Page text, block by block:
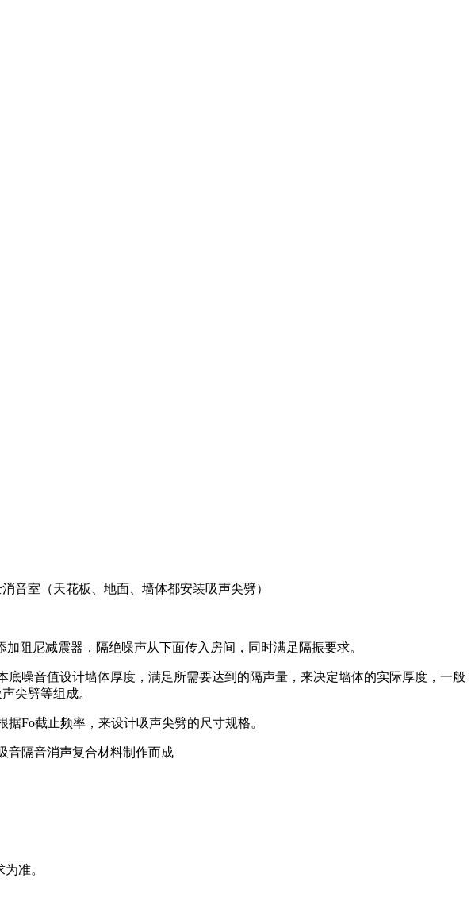
音室（天花板、地面、墙体都安装吸声尖劈）
阻尼减震器，隔绝噪声从下面传入房间，同时满足隔振要求。
底噪音值设计墙体厚度，满足所需要达到的隔声量，来决定墙体的实际厚度，一般
尖劈等组成。
Fo截止频率，来设计吸声尖劈的尺寸规格。
音隔音消声复合材料制作而成
准。